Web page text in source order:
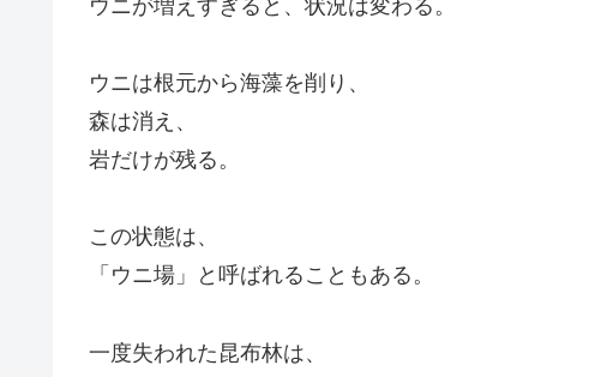
ウニが増えすぎると、状況は変わる。
ウニは根元から海藻を削り、
森は消え、
岩だけが残る。
この状態は、
「ウニ場」と呼ばれることもある。
一度失われた昆布林は、